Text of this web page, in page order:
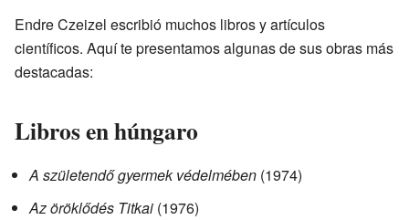
Endre Czeizel escribió muchos libros y artículos
científicos. Aquí te presentamos algunas de sus obras más
destacadas:
Libros en húngaro
A születendő gyermek védelmében (1974)
Az öröklődés Titkai (1976)